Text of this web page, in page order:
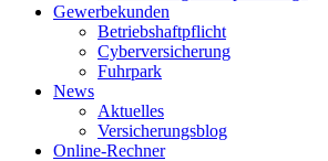
Gewerbekunden
Betriebshaftpflicht
Cyberversicherung
Fuhrpark
News
Aktuelles
Versicherungsblog
Online-Rechner